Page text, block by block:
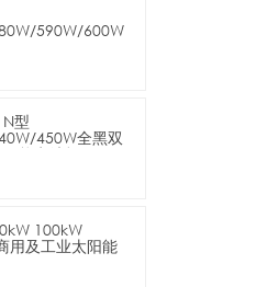
590W/600W
半片太阳能电池
型
450W全黑双
能电池板
100kW
用及工业太阳能